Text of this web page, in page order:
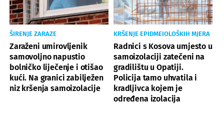
ŠIRENJE ZARAZE
Zaraženi umirovljenik
samovoljno napustio
bolničko liječenje i otišao
kući. Na granici zabilježen
niz kršenja samoizolacije
KRŠENJE EPIDMEIOLOŠKIH MJERA
Radnici s Kosova umjesto u
samoizolaciji zatečeni na
gradilištu u Opatiji.
Policija tamo uhvatila i
kradljivca kojem je
određena izolacija